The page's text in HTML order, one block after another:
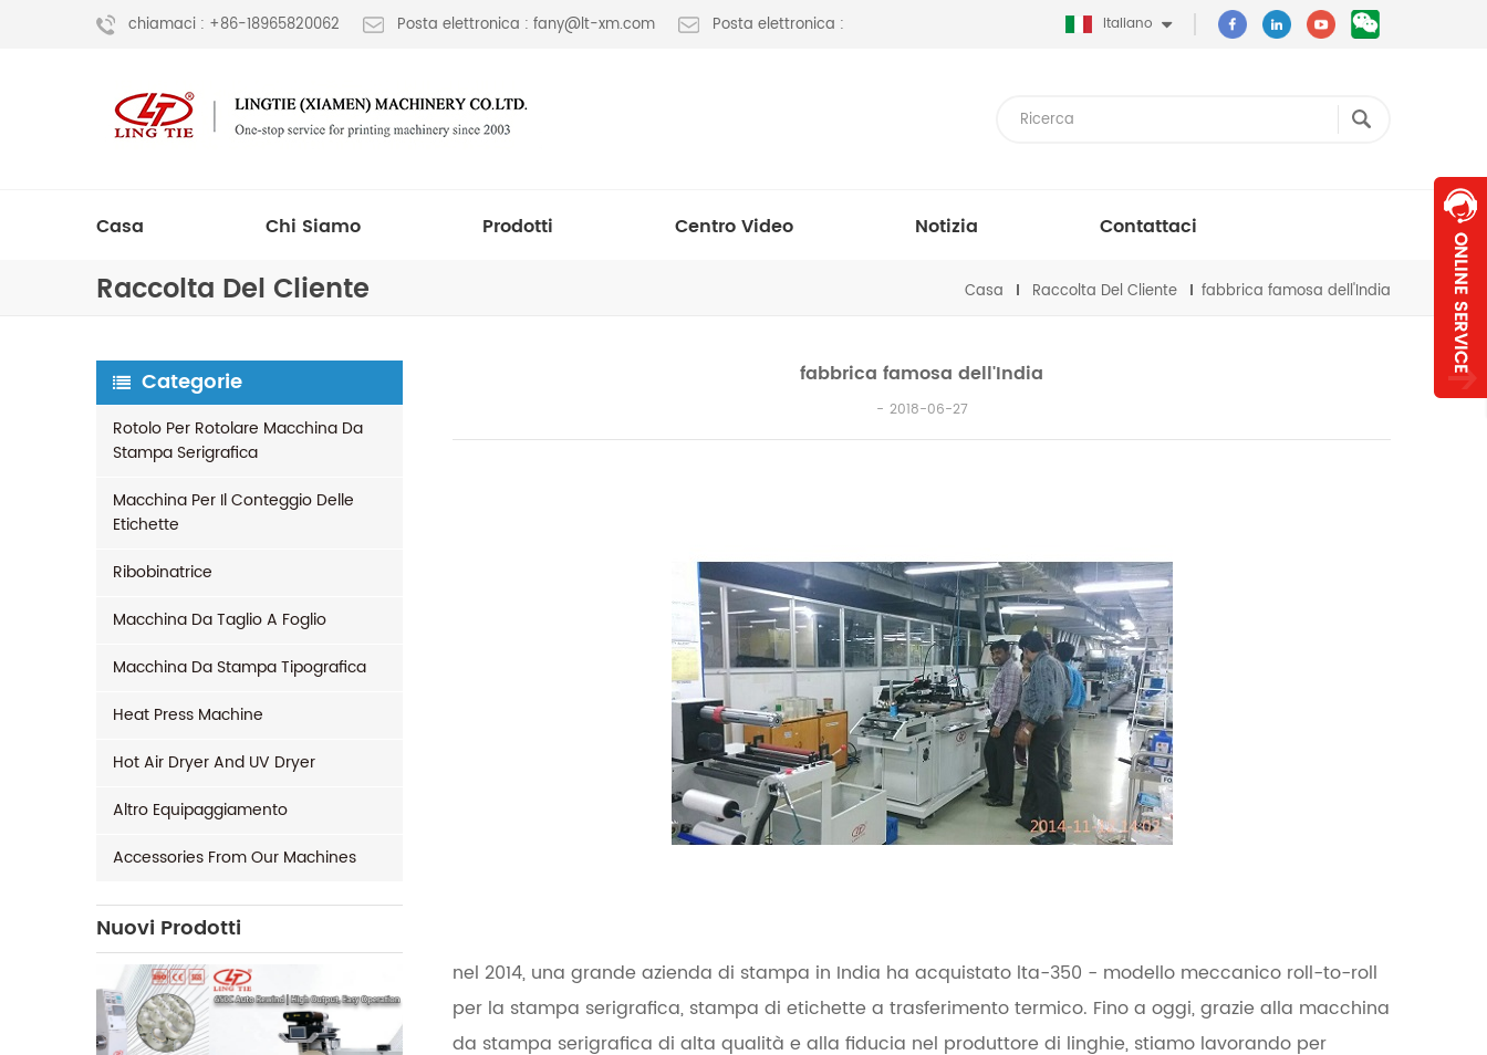
chiamaci : +86-18965820062 Posta elettronica : fany@lt-xm.com Posta elettronica : Italiano
Casa Chi Siamo Prodotti Centro Video Notizia Contattaci
Raccolta Del Cliente Casa Raccolta Del Cliente fabbrica famosa dell'India
Categorie
Rotolo Per Rotolare Macchina Da
Stampa Serigrafica
Macchina Per Il Conteggio Delle
Etichette
Ribobinatrice
Macchina Da Taglio A Foglio
Macchina Da Stampa Tipografica
Heat Press Machine
Hot Air Dryer And UV Dryer
Altro Equipaggiamento
Accessories From Our Machines
Nuovi Prodotti
fabbrica famosa dell'India
2018-06-27
nel 2014, una grande azienda di stampa in India ha acquistato lta-350 - modello meccanico roll-to-roll
per la stampa serigrafica, stampa di etichette a trasferimento termico. Fino a oggi, grazie alla macchina
da stampa serigrafica di alta qualità e alla fiducia nel produttore di linghie, stiamo lavorando per